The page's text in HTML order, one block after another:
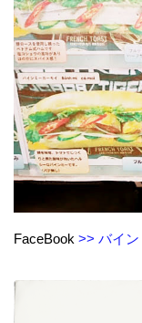
FaceBook >> バイン